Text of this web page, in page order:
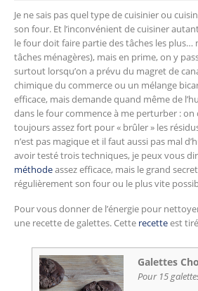
Je ne sais pas quel type de cuisinier ou
son four. Et l’inconvénient de cuisiner
le four doit faire partie des tâches les plus…
tâches ménagères), mais en prime, on y
surtout lorsqu’on a prévu du magret de
chimique du commerce ou un mélange
efficace, mais demande quand même de
dans le four commence à me perturber :
toujours assez fort pour « brûler » les
n’est pas magique et il faut aussi pas mal
avoir testé trois techniques, je peux vous
méthodeassez efficace, mais le grand
régulièrement son four ou le plus vite
Pour vous donner de l’énergie pour
une recette de galettes. Cette recetteest
Galettes
Pour 15